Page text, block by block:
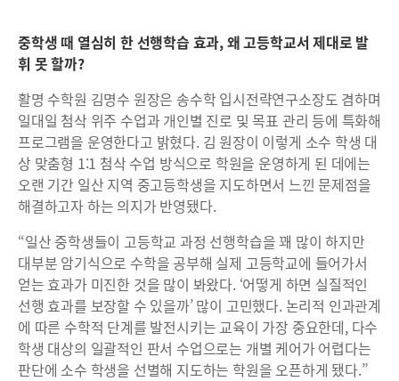
중학생 때 열심히 한 선행학습 효과, 왜 고등학교서 제대로 발
휘 못 할까?
활명 수학원 김명수 원장은 송수학 입시전략연구소장도 겸하며
일대일 첨삭 위주 수업과 개인별 진로 및 목표 관리 등에 특화해
프로그램을 운영한다고 밝혔다. 김 원장이 이렇게 소수 학생 대
상 맞춤형 1:1 첨삭 수업 방식으로 학원을 운영하게 된 데에는
오랜 기간 일산 지역 중고등학생을 지도하면서 느낀 문제점을
해결하고자 하는 의지가 반영됐다.
“일산 중학생들이 고등학교 과정 선행학습을 꽤 많이 하지만
대부분 암기식으로 수학을 공부해 실제 고등학교에 들어가서
얻는 효과가 미진한 것을 많이 봐왔다. ‘어떻게 하면 실질적인
선행 효과를 보장할 수 있을까’ 많이 고민했다. 논리적 인과관계
에 따른 수학적 단계를 발전시키는 교육이 가장 중요한데, 다수
학생 대상의 일괄적인 판서 수업으로는 개별 케어가 어렵다는
판단에 소수 학생을 선별해 지도하는 학원을 오픈하게 됐다.”